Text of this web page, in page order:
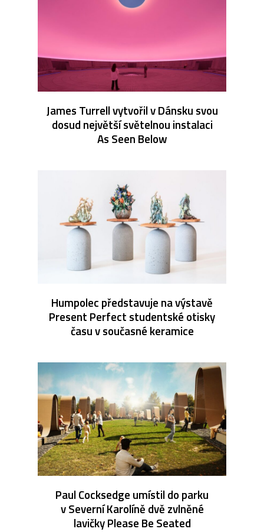
James Turrell vytvořil v Dánsku svou
dosud největší světelnou instalaci
As Seen Below
Humpolec představuje na výstavě
Present Perfect studentské otisky
času v současné keramice
Paul Cocksedge umístil do parku
v Severní Karolíně dvě zvlněné
lavičky Please Be Seated